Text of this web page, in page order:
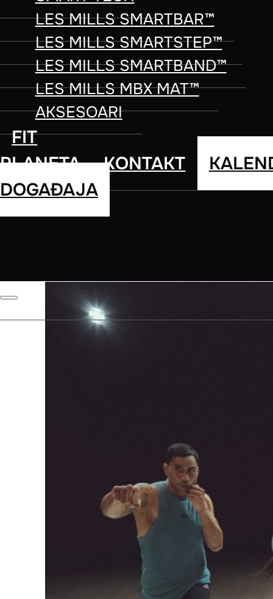
LES MILLS SMARTBAR™
LES MILLS SMARTSTEP™
LES MILLS SMARTBAND™
LES MILLS MBX MAT™
AKSESOARI
FIT
PLANETA
KONTAKT
DOGAĐAJA
izdvaja vrhunskog
borilačkih veština. Iako
doprinosi autentičnosti izvođenja
vežbače.
Potrebno je da poseduju izuzetne
kako bi inspirisali i motivisali
ritam je od suštinskog značaja,
Mogu se pronaći u klubovima i